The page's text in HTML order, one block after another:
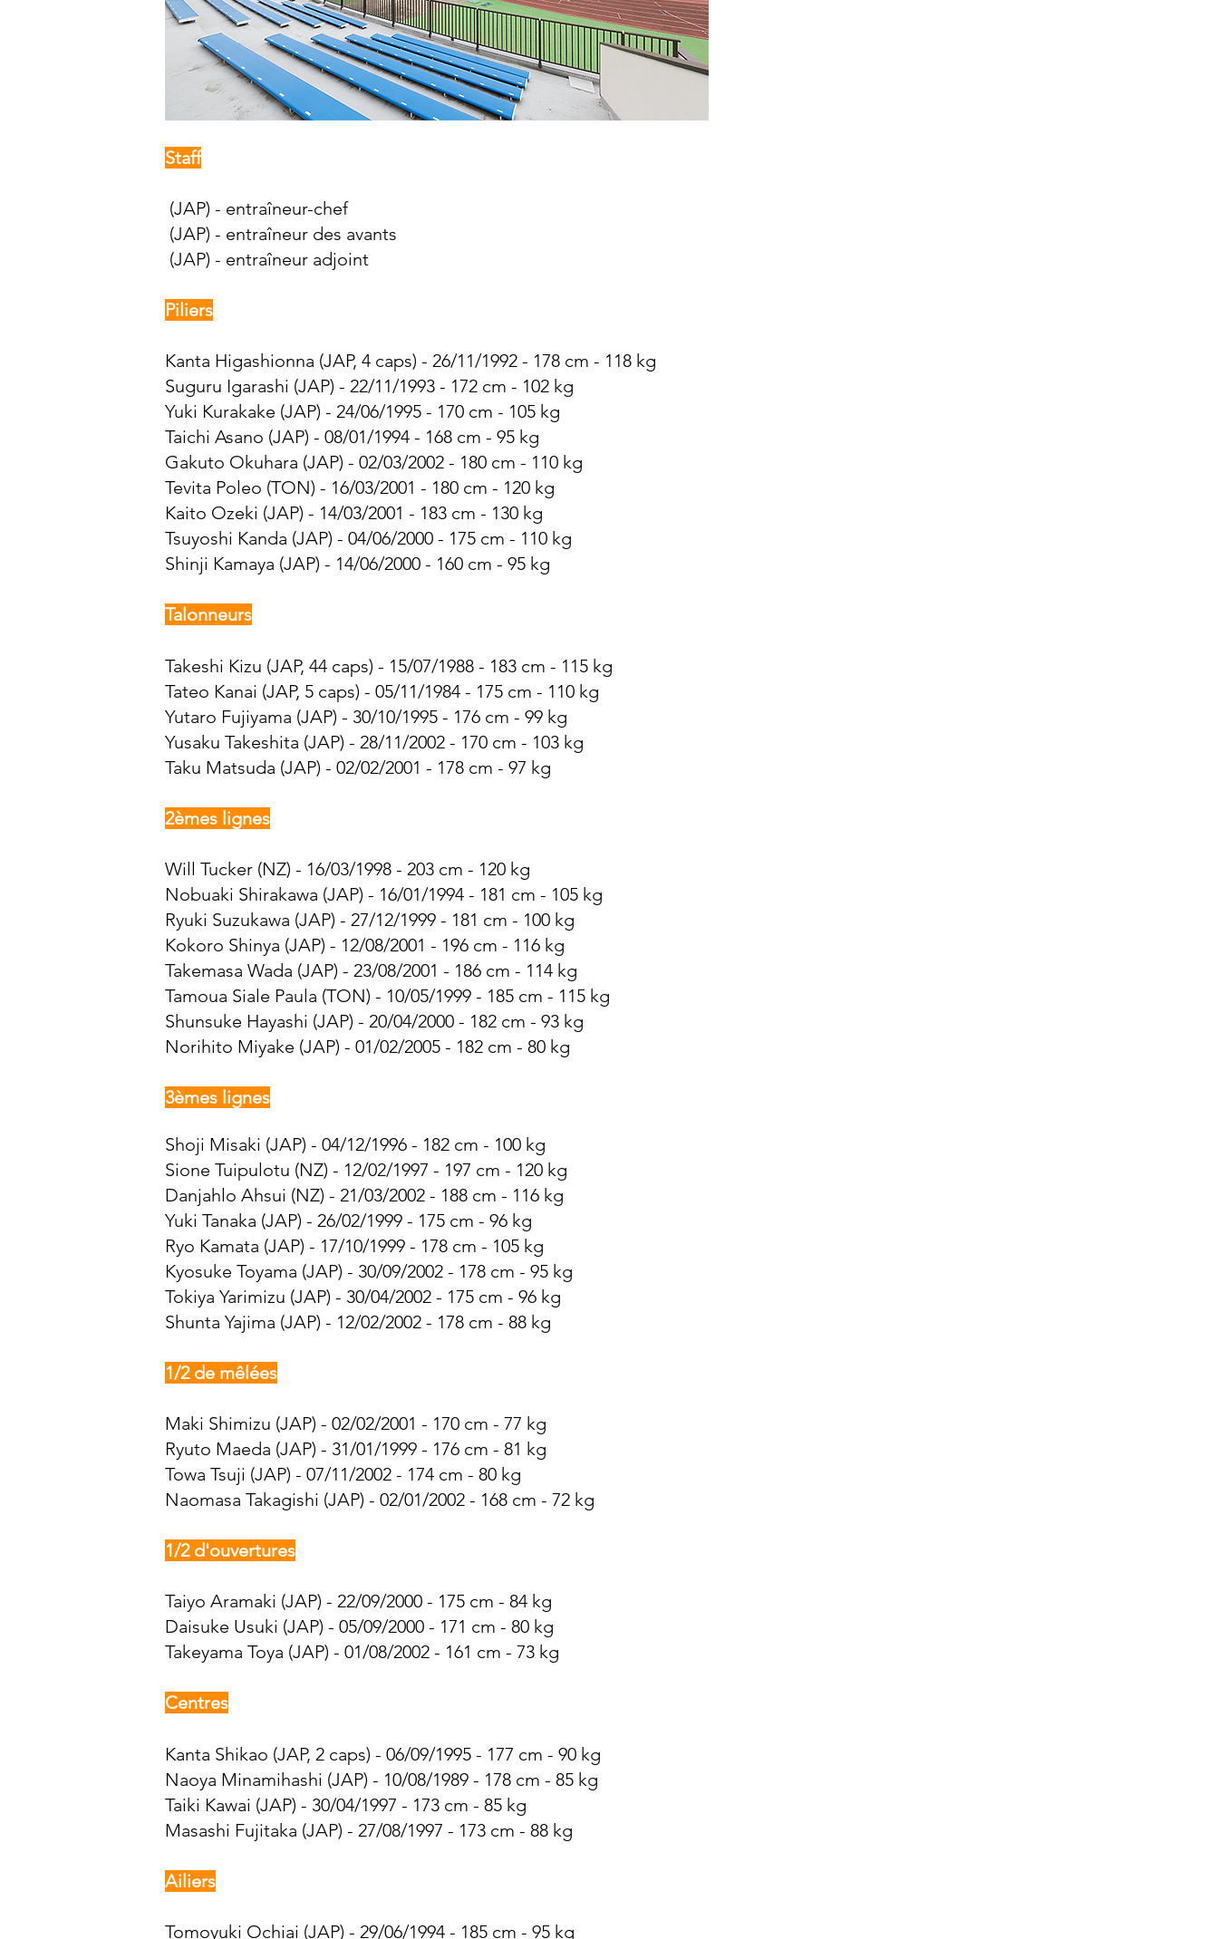
Staff
(JAP) - entraîneur-chef
(JAP) - entraîneur des avants
(JAP) - entraîneur adjoint
Piliers
Kanta Higashionna (JAP, 4 caps) - 26/11/1992 - 178 cm - 118 kg
Suguru Igarashi (JAP) - 22/11/1993 - 172 cm - 102 kg
Yuki Kurakake (JAP) - 24/06/1995 - 170 cm - 105 kg
Taichi Asano (JAP) - 08/01/1994 - 168 cm - 95 kg
Gakuto Okuhara (JAP) - 02/03/2002 - 180 cm - 110 kg
Tevita Poleo (TON) - 16/03/2001 - 180 cm - 120 kg
Kaito Ozeki (JAP) - 14/03/2001 - 183 cm - 130 kg
Tsuyoshi Kanda (JAP) - 04/06/2000 - 175 cm - 110 kg
Shinji Kamaya (JAP) - 14/06/2000 - 160 cm - 95 kg
Talonneurs
Takeshi Kizu (JAP, 44 caps) - 15/07/1988 - 183 cm - 115 kg
Tateo Kanai (JAP, 5 caps) - 05/11/1984 - 175 cm - 110 kg
Yutaro Fujiyama (JAP) - 30/10/1995 - 176 cm - 99 kg
Yusaku Takeshita (JAP) - 28/11/2002 - 170 cm - 103 kg
Taku Matsuda (JAP) - 02/02/2001 - 178 cm - 97 kg
2èmes lignes
Will Tucker (NZ) - 16/03/1998 - 203 cm - 120 kg
Nobuaki Shirakawa (JAP) - 16/01/1994 - 181 cm - 105 kg
Ryuki Suzukawa (JAP) - 27/12/1999 - 181 cm - 100 kg
Kokoro Shinya (JAP) - 12/08/2001 - 196 cm - 116 kg
Takemasa Wada (JAP) - 23/08/2001 - 186 cm - 114 kg
Tamoua Siale Paula (TON) - 10/05/1999 - 185 cm - 115 kg
Shunsuke Hayashi (JAP) - 20/04/2000 - 182 cm - 93 kg
Norihito Miyake (JAP) - 01/02/2005 - 182 cm - 80 kg
3èmes lignes
Shoji Misaki (JAP) - 04/12/1996 - 182 cm - 100 kg
Sione Tuipulotu (NZ) - 12/02/1997 - 197 cm - 120 kg
Danjahlo Ahsui (NZ) - 21/03/2002 - 188 cm - 116 kg
Yuki Tanaka (JAP) - 26/02/1999 - 175 cm - 96 kg
Ryo Kamata (JAP) - 17/10/1999 - 178 cm - 105 kg
Kyosuke Toyama (JAP) - 30/09/2002 - 178 cm - 95 kg
Tokiya Yarimizu (JAP) - 30/04/2002 - 175 cm - 96 kg
Shunta Yajima (JAP) - 12/02/2002 - 178 cm - 88 kg
1/2 de mêlées
Maki Shimizu (JAP) - 02/02/2001 - 170 cm - 77 kg
Ryuto Maeda (JAP) - 31/01/1999 - 176 cm - 81 kg
Towa Tsuji (JAP) - 07/11/2002 - 174 cm - 80 kg
Naomasa Takagishi (JAP) - 02/01/2002 - 168 cm - 72 kg
1/2 d'ouvertures
Taiyo Aramaki (JAP) - 22/09/2000 - 175 cm - 84 kg
Daisuke Usuki (JAP) - 05/09/2000 - 171 cm - 80 kg
Takeyama Toya (JAP) - 01/08/2002 - 161 cm - 73 kg
Centres
Kanta Shikao (JAP, 2 caps) - 06/09/1995 - 177 cm - 90 kg
Naoya Minamihashi (JAP) - 10/08/1989 - 178 cm - 85 kg
Taiki Kawai (JAP) - 30/04/1997 - 173 cm - 85 kg
Masashi Fujitaka (JAP) - 27/08/1997 - 173 cm - 88 kg
Ailiers
Tomoyuki Ochiai (JAP) - 29/06/1994 - 185 cm - 95 kg